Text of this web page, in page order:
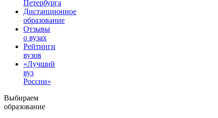
Петербурга
Дистанционное
образование
Отзывы
о вузах
Рейтинги
вузов
«Лучший
вуз
России»
Выбираем
образование